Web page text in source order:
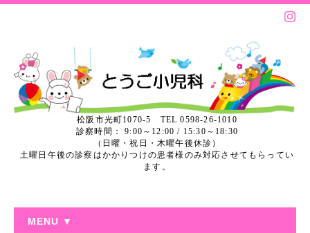
松阪市光町1070-5 TEL 0598-26-1010
診察時間： 9:00～12:00 / 15:30～18:30
（日曜・祝日・木曜午後休診）
土曜日午後の診察はかかりつけの患者様のみ対応させてもらってい
ます。
MENU ▼